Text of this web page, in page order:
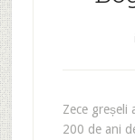
Zece greșeli
200 de ani